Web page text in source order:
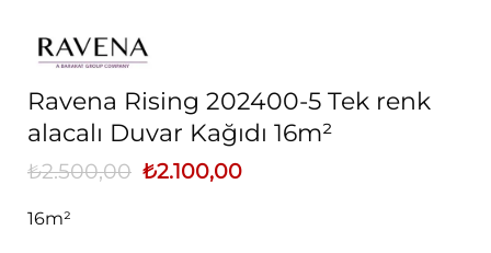
Ravena Rising 202400-5 Tek renk
alacalı Duvar Kağıdı 16m²
₺2.500,00 Orijinal
₺2.100,00Şu
16m²